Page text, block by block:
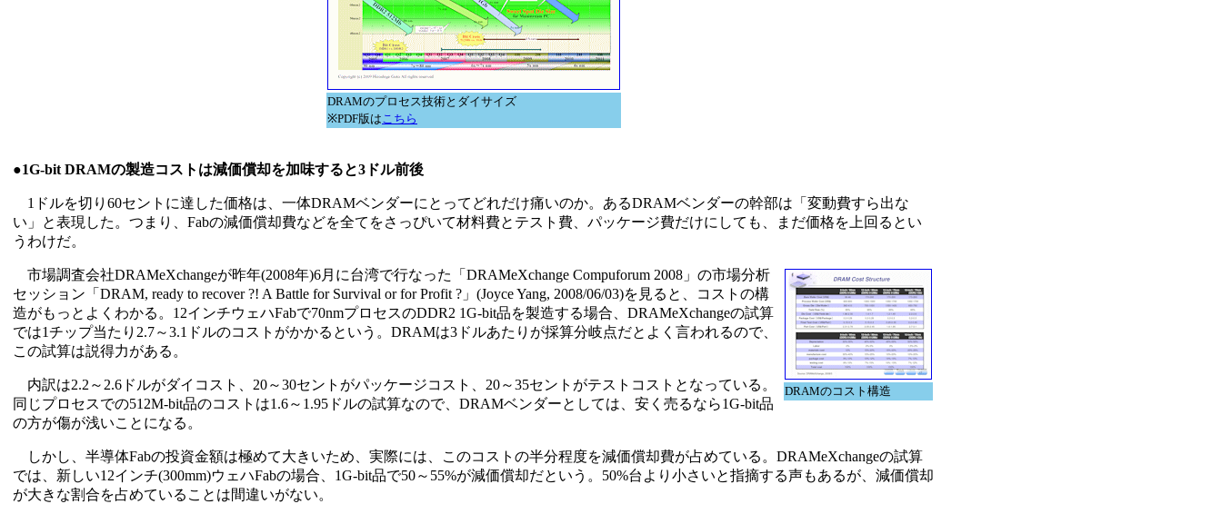
DRAMのプロセス技術とダイサイズ
※PDF版はこちら
●1G-bit DRAMの製造コストは減価償却を加味すると3ドル前後
1ドルを切り60セントに達した価格は、一体DRAMベンダーにとってどれだけ痛いのか。あるDRAMベンダーの幹部は「変動費すら出な
い」と表現した。つまり、Fabの減価償却費などを全てをさっぴいて材料費とテスト費、パッケージ費だけにしても、まだ価格を上回るとい
うわけだ。
DRAMのコスト構造
市場調査会社DRAMeXchangeが昨年(2008年)6月に台湾で行なった「DRAMeXchange Compuforum 2008」の市場分析
セッション「DRAM, ready to recover ?! A Battle for Survival or for Profit ?」(Joyce Yang, 2008/06/03)を見ると、コストの構
造がもっとよくわかる。12インチウェハFabで70nmプロセスのDDR2 1G-bit品を製造する場合、DRAMeXchangeの試算
では1チップ当たり2.7～3.1ドルのコストがかかるという。DRAMは3ドルあたりが採算分岐点だとよく言われるので、
この試算は説得力がある。
内訳は2.2～2.6ドルがダイコスト、20～30セントがパッケージコスト、20～35セントがテストコストとなっている。
同じプロセスでの512M-bit品のコストは1.6～1.95ドルの試算なので、DRAMベンダーとしては、安く売るなら1G-bit品
の方が傷が浅いことになる。
しかし、半導体Fabの投資金額は極めて大きいため、実際には、このコストの半分程度を減価償却費が占めている。DRAMeXchangeの試算
では、新しい12インチ(300mm)ウェハFabの場合、1G-bit品で50～55%が減価償却だという。50%台より小さいと指摘する声もあるが、減価償却
が大きな割合を占めていることは間違いがない。